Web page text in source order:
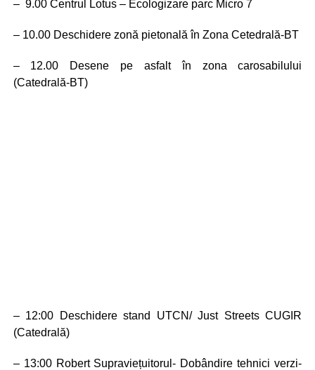
– 9.00 Centrul Lotus – Ecologizare parc Micro 7
– 10.00 Deschidere zonă pietonală în Zona Cetedrală-BT
– 12.00 Desene pe asfalt în zona carosabilului
(Catedrală-BT)
– 12:00 Deschidere stand UTCN/ Just Streets CUGIR
(Catedrală)
– 13:00 Robert Supraviețuitorul- Dobândire tehnici verzi-